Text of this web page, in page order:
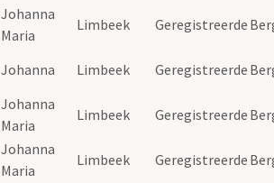
Johanna
Maria
Limbeek Geregistreerde
Johanna Limbeek Geregistreerde
Johanna
Maria
Limbeek Geregistreerde
Johanna
Maria
Limbeek Geregistreerde